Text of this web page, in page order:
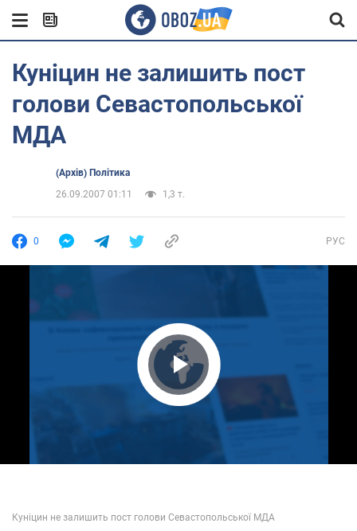
Куніцин не залишить пост
голови Севастопольської
МДА
(Архів) Політика
26.09.2007 01:11
1,3 т.
0 РУС
Play Video